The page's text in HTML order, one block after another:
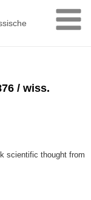
/ wiss.
scientific thought from